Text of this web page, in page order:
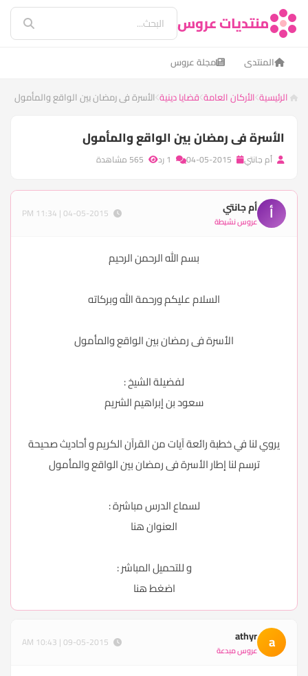
منتديات عروس
المنتدى مجلة عروس
الرئيسية الأركان العامة قضايا دينية الأسرة فى رمضان بين الواقع والمأمول
الأسرة فى رمضان بين الواقع والمأمول
أم جانتي
أ أم جانتي
عروس نشيطة
بسم الله الرحمن الرحيم
السلام عليكم ورحمة الله وبركاته
الأسرة فى رمضان بين الواقع والمأمول
لفضيلة الشيخ :
سعود بن إبراهيم الشريم
يروي لنا في خطبة رائعة آيات من القرآن الكريم و أحاديث صحيحة
ترسم لنا إطار الأسرة فى رمضان بين الواقع والمأمول
لسماع الدرس مباشرة :
العنوانهنا
و للتحميل المباشر :
اضغطهنا
a
athyr
عروس مبدعة